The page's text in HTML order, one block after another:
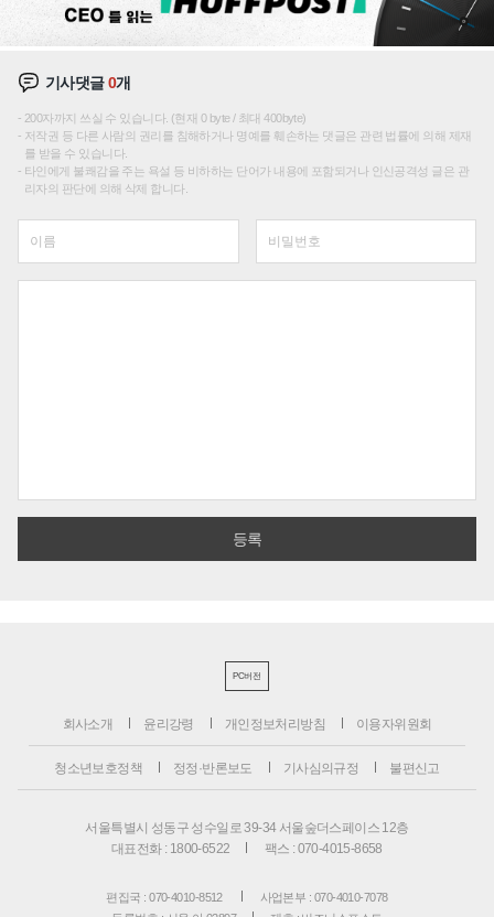
기사댓글0개
200자까지 쓰실 수 있습니다. (현재 0 byte / 최대 400byte)
저작권 등 다른 사람의 권리를 침해하거나 명예를 훼손하는 댓글은 관련 법률에 의해 제재
를 받을 수 있습니다.
타인에게 불쾌감을 주는 욕설 등 비하하는 단어가 내용에 포함되거나 인신공격성 글은 관
리자의 판단에 의해 삭제 합니다.
PC버전
회사소개 윤리강령 개인정보처리방침 이용자위원회
청소년보호정책 정정·반론보도 기사심의규정 불편신고
서울특별시 성동구 성수일로 39-34 서울숲더스페이스 12층
대표전화 : 1800-6522
팩스 : 070-4015-8658
편집국 : 070-4010-8512
사업본부 : 070-4010-7078